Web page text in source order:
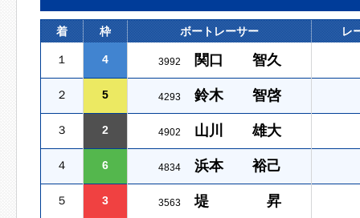
着 枠 ボートレーサー レ
１ 4 3992 関口 智久
２ 5 4293 鈴木 智啓
３ 2 4902 山川 雄大
４ 6 4834 浜本 裕己
５ 3 3563 堤 昇